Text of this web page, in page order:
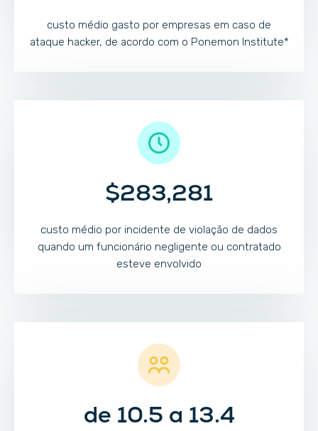
custo médio gasto por empresas em caso de
ataque hacker, de acordo com o Ponemon Institute*
$283,281
custo médio por incidente de violação de dados
quando um funcionário negligente ou contratado
esteve envolvido
de 10.5 a 13.4